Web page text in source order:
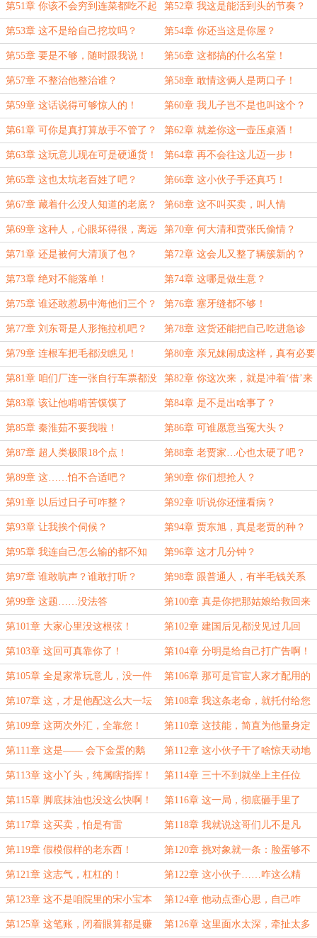
第51章 你该不会穷到连菜都吃不起
了吧？
第52章 我这是能活到头的节奏？
第53章 这不是给自己挖坟吗？ 第54章 你还当这是你屋？
第55章 要是不够，随时跟我说！ 第56章 这都搞的什么名堂！
第57章 不整治他整治谁？ 第58章 敢情这俩人是两口子！
第59章 这话说得可够惊人的！ 第60章 我儿子岂不是也叫这个？
第61章 可你是真打算放手不管了？ 第62章 就差你这一壶压桌酒！
第63章 这玩意儿现在可是硬通货！ 第64章 再不会往这儿迈一步！
第65章 这也太坑老百姓了吧？ 第66章 这小伙子手还真巧！
第67章 藏着什么没人知道的老底？ 第68章 这不叫买卖，叫人情
第69章 这种人，心眼坏得很，离远
点！
第70章 何大清和贾张氏偷情？
第71章 还是被何大清顶了包？ 第72章 这会儿又整了辆簇新的？
第73章 绝对不能落单！ 第74章 这哪是做生意？
第75章 谁还敢惹易中海他们三个？ 第76章 塞牙缝都不够！
第77章 刘东哥是人形拖拉机吧？ 第78章 这货还能把自己吃进急诊
室？
第79章 连根车把毛都没瞧见！ 第80章 亲兄妹闹成这样，真有必要
吗？
第81章 咱们厂连一张自行车票都没
分到！
第82章 你这次来，就是冲着‘借’来
的？
第83章 该让他啃啃苦馍馍了 第84章 是不是出啥事了？
第85章 秦淮茹不要我啦！ 第86章 可谁愿意当冤大头？
第87章 超人类极限18个点！ 第88章 老贾家…心也太硬了吧？
第89章 这……怕不合适吧？ 第90章 你们想抢人？
第91章 以后过日子可咋整？ 第92章 听说你还懂看病？
第93章 让我挨个伺候？ 第94章 贾东旭，真是老贾的种？
第95章 我连自己怎么输的都不知
道！
第96章 这才几分钟？
第97章 谁敢吭声？谁敢打听？ 第98章 跟普通人，有半毛钱关系
吗？
第99章 这题……没法答 第100章 真是你把那姑娘给救回来
了？
第101章 大家心里没这根弦！ 第102章 建国后见都没见过几回
啊！
第103章 这回可真靠你了！ 第104章 分明是给自己打广告啊！
第105章 全是家常玩意儿，没一件
值钱的
第106章 那可是官宦人家才配用的
硬货！
第107章 这，才是他配这么大一坛
的根本目的
第108章 我这条老命，就托付给您
了！
第109章 这两次外汇，全靠您！ 第110章 这技能，简直为他量身定
做！
第111章 这是—— 会下金蛋的鹅
啊！
第112章 这小伙子干了啥惊天动地
的事？！
第113章 这小丫头，纯属瞎指挥！ 第114章 三十不到就坐上主任位
子？
第115章 脚底抹油也没这么快啊！ 第116章 这一局，彻底砸手里了
第117章 这买卖，怕是有雷 第118章 我就说这哥们儿不是凡
人！
第119章 假模假样的老东西！ 第120章 挑对象就一条：脸蛋够不
够俊！
第121章 这志气，杠杠的！ 第122章 这小伙子……咋这么精
神？
第123章 这不是咱院里的宋小宝本
宝嘛？
第124章 他动点歪心思，自己咋
防？
第125章 这笔账，闭着眼算都是赚 第126章 这里面水太深，牵扯太多